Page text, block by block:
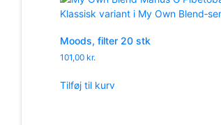
Moods, filter 20 stk
101,00 kr.
Tilføj til kurv